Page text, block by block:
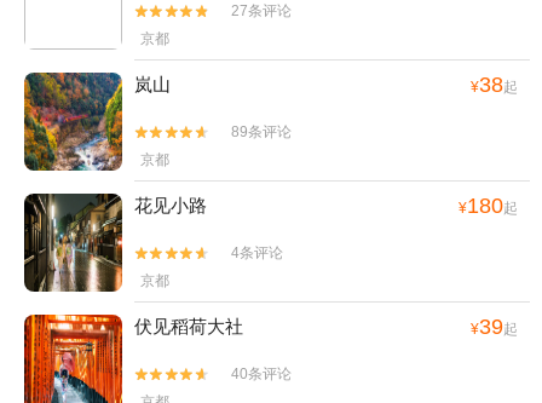


27条评论
京都
岚山 ¥38起


89条评论
京都
花见小路 ¥180起


4条评论
京都
伏见稻荷大社 ¥39起


40条评论